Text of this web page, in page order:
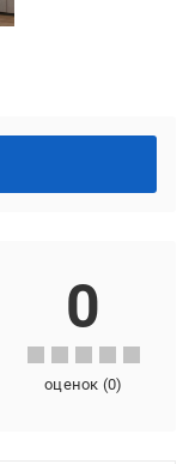
0
оценок (0)